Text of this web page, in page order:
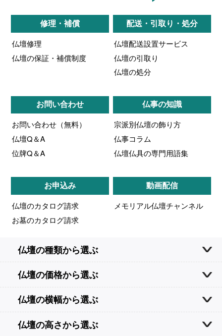
修理・補償
仏壇修理
仏壇の保証・補償制度
配送・引取り・処分
仏壇配送設置サービス
仏壇の引取り
仏壇の処分
お問い合わせ
お問い合わせ（無料）
仏壇Q＆A
位牌Q＆A
仏事の知識
宗派別仏壇の飾り方
仏事コラム
仏壇仏具の専門用語集
お申込み
仏壇のカタログ請求
お墓のカタログ請求
動画配信
メモリアル仏壇チャンネル
仏壇の種類から選ぶ
仏壇の価格から選ぶ
仏壇の横幅から選ぶ
仏壇の高さから選ぶ